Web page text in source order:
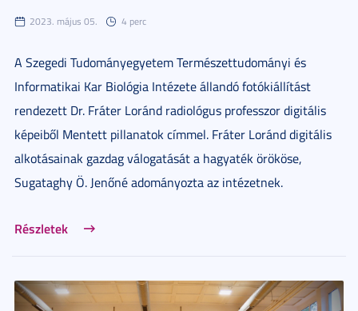
2023. május 05. 4 perc
A Szegedi Tudományegyetem Természettudományi és
Informatikai Kar Biológia Intézete állandó fotókiállítást
rendezett Dr. Fráter Loránd radiológus professzor digitális
képeiből Mentett pillanatok címmel. Fráter Loránd digitális
alkotásainak gazdag válogatását a hagyaték örököse,
Sugataghy Ö. Jenőné adományozta az intézetnek.
Részletek